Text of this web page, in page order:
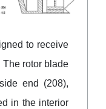
to receive
The rotor blade
end (208),
in the interior